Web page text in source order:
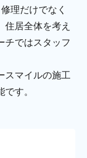
理だけでなく
居全体を考え
チではスタッフ
スマイルの施工
す。